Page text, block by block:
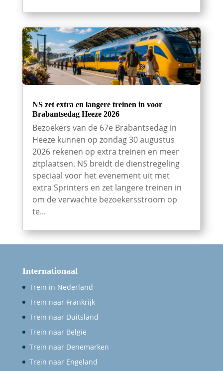
NS zet extra en langere treinen in voor
Brabantsedag Heeze 2026
Bezoekers van de 67e Brabantsedag in
Heeze kunnen op zondag 30 augustus
2026 rekenen op extra treinen en meer
zitplaatsen. NS breidt de dienstregeling
speciaal voor het evenement uit met
extra Sprinters en zet langere treinen in
om de verwachte bezoekersstroom op
te...
Internationaal
Trein in Nederland
Trein naar Frankrijk
Trein naar Duitsland
Trein naar België
Trein naar Denemarken
Trein naar Engeland